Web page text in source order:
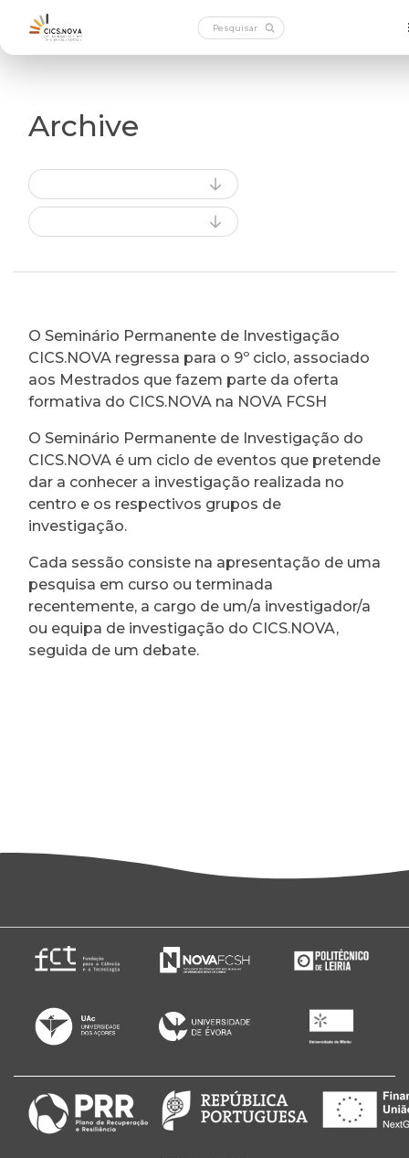
Archive
O Seminário Permanente de Investigação
CICS.NOVA regressa para o 9º ciclo, associado
aos Mestrados que fazem parte da oferta
formativa do CICS.NOVA na NOVA FCSH
O Seminário Permanente de Investigação do
CICS.NOVA é um ciclo de eventos que pretende
dar a conhecer a investigação realizada no
centro e os respectivos grupos de
investigação.
Cada sessão consiste na apresentação de uma
pesquisa em curso ou terminada
recentemente, a cargo de um/a investigador/a
ou equipa de investigação do CICS.NOVA,
seguida de um debate.